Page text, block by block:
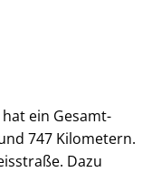
© stock.adobe.com - Vadim
ein Gesamt-
747 Kilometern.
Dazu